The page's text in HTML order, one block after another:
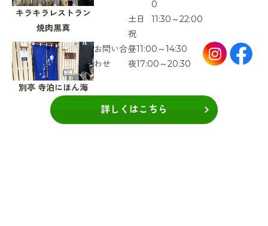
キラキラレストラン
焼肉黒真
0
土日
祝
11:30～22:00
別亭 寺泊にほん海
お問い合
わせ
昼11:00～14:30
夜17:00～20:30
詳しくはこちら